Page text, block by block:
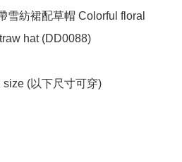
雪紡裙配草帽 Colorful floral
hat (DD0088)
(以下尺寸可穿)